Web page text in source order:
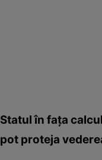
Statul în faţa
pot proteja